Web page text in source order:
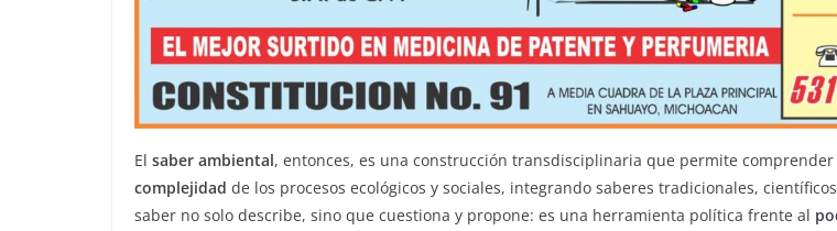
El saber ambiental, entonces, es una construcción transdisciplinaria que permite comprender
complejidad de los procesos ecológicos y sociales, integrando saberes tradicionales,
saber no solo describe, sino que cuestiona y propone: es una herramienta política frente al